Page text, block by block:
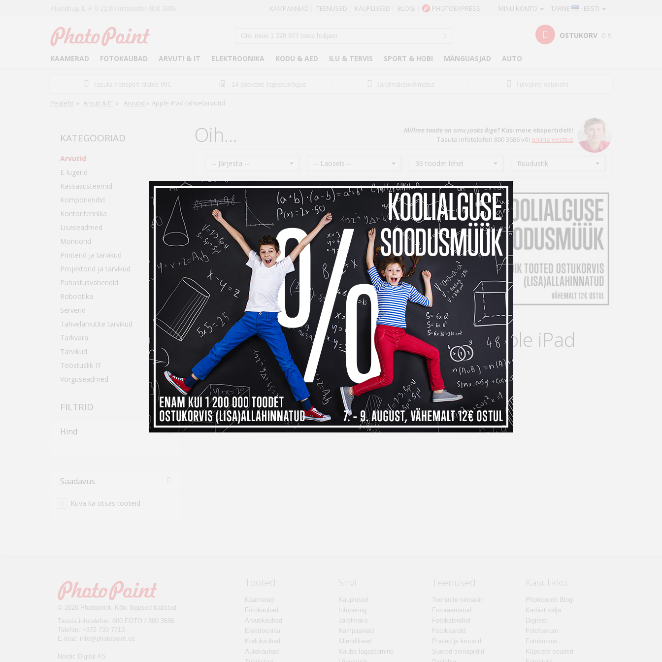
TARNE · EESTI
MINU KONTO
KAMPAANIAD TEENUSED KAUPLUSED BLOGI PHOTOEXPRESS
OSTUKORV 0 €
KAAMERAD FOTOKAUBAD ARVUTI & IT ELEKTROONIKA KODU & AED ILU & TERVIS SPORT & HOBI MÄNGUASJAD AUTO
Tasuta transport alates 99€ 14 14-päevane tagastusõigus Järelmaksuvõimalus Turvaline ostukoht
Pealeht » Arvuti & IT » Arvutid » Apple iPad tahvelarvutid
KATEGOORIAD
Arvutid
E-lugerid
Kassasüsteemid
Komponendid
Kontoritehnika
Lisaseadmed
Monitorid
Printerid ja tarvikud
Projektorid ja tarvikud
Puhastusvahendid
Robootika
Serverid
Tahvelarvutite tarvikud
Tarkvara
Tarvikud
Tööstuslik IT
Võrguseadmed
FILTRID
Hind
Saadavus
Kuva ka otsas tooteid
Oih... Milline toode on sinu jaoks õige? Küsi meie ekspertidelt!
Tasuta infotelefon 800 3686 või online vestlus
-- Järjesta -- -- Laoseis -- 36 toodet lehel Ruudustik
Me ei leidnud midagi, mis vastaks Apple iPad
tahvelarvutid otsingule
Proovi seotud toodet või üldisemat nimetust.
© 2026 Photopoint. Kõik õigused kaitstud
Tasuta infotelefon: 800 FOTO / 800 3686
Telefon: +372 733 7713
E-mail: info@photopoint.ee
Nordic Digital AS
Tooted
Kaamerad
Fotokaubad
Arvutikaubad
Elektroonika
Kodukaubad
Autokaubad
Sirvi
Kauplused
Infopäring
Järelmaks
Kampaaniad
Kliendikaart
Kauba tagastamine
Teenused
Teenuste hinnakiri
Fotoraamatud
Fotokalendrid
Fotokaardid
Pusled ja kruusid
Suured seinapildid
Kasulikku
Photopointi Blogi
Karbist välja
Digitest
Fotofoorum
Fotokursus
Küpsiste seaded